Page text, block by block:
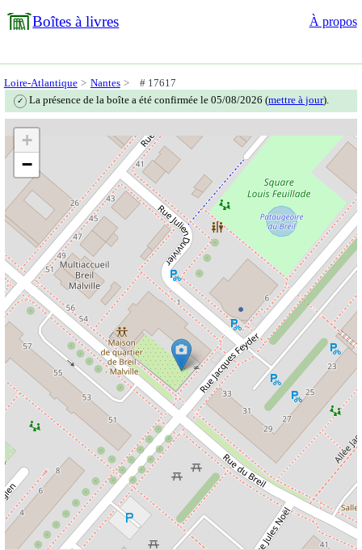
Boîtes à livres À propos
Loire-Atlantique Nantes # 17617
✓ La présence de la boîte a été confirmée le 05/08/2026 (mettre à jour).
+
−